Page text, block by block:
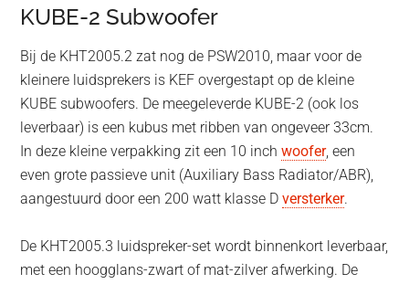
KUBE-2 Subwoofer
Bij de KHT2005.2 zat nog de PSW2010, maar voor de
kleinere luidsprekers is KEF overgestapt op de kleine
KUBE subwoofers. De meegeleverde KUBE-2 (ook los
leverbaar) is een kubus met ribben van ongeveer 33cm.
In deze kleine verpakking zit een 10 inchwoofer, een
even grote passieve unit (Auxiliary Bass Radiator/ABR),
aangestuurd door een 200 watt klasse Dversterker.
De KHT2005.3 luidspreker-set wordt binnenkort leverbaar,
met een hoogglans-zwart of mat-zilver afwerking. De